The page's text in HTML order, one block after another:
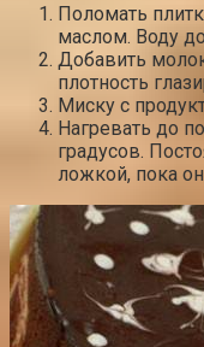
Поломать
маслом. Воду
Добавить
плотность
Миску с
Нагревать до
градусов.
ложкой, пока он